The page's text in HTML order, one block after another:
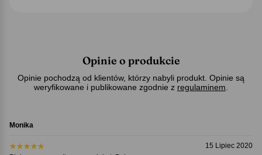
Opinie o produkcie
Opinie pochodzą od klientów, którzy nabyli produkt. Opinie są
weryfikowane i publikowane zgodnie z regulaminem
Monika
15 Lipiec 2020